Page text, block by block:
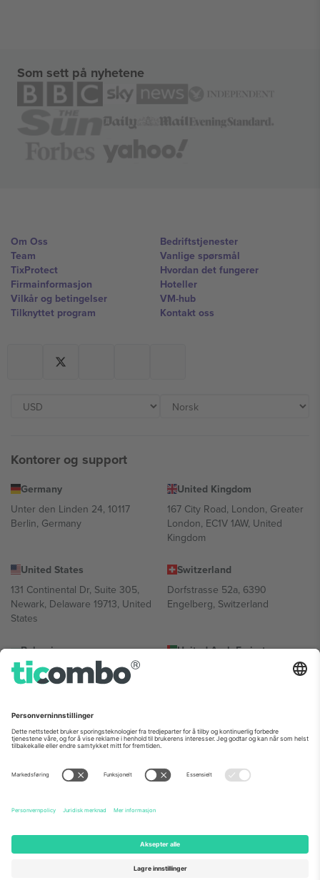
Som sett på nyhetene
Om Oss
Team
TixProtect
Firmainformasjon
Vilkår og betingelser
Tilknyttet program
Bedriftstjenester
Vanlige spørsmål
Hvordan det fungerer
Hoteller
VM-hub
Kontakt oss
Kontorer og support
Germany
Unter den Linden 24, 10117
Berlin, Germany
United Kingdom
167 City Road, London, Greater
London, EC1V 1AW, United
Kingdom
United States
131 Continental Dr, Suite 305,
Newark, Delaware 19713, United
States
Switzerland
Dorfstrasse 52a, 6390
Engelberg, Switzerland
Bulgaria
Regus Sofia City West, bul
Totleben 53-55, 1606 Sofia,
United Arab Emirates
UAE Dubai Silicon Oasis, DDP
Mexico
Av Chapultepec 360, Roma
Norte, Cuauhtémoc, 06700
Ciudad de México, CDMX,
sted, begivenhet og/eller domene. For detaljer, sjekk spesifikke
arrangementsside, forlag og vilkår.,Firmainformasjon
2026 Ticombo. Alle rettigheter reservert.